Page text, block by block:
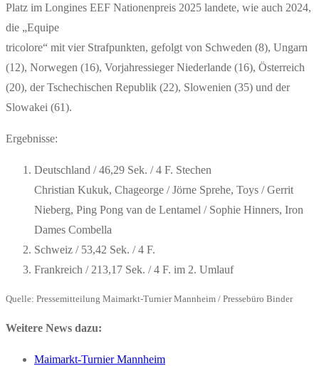
Platz im Longines EEF Nationenpreis 2025 landete, wie auch 2024,
die „Equipe
tricolore“ mit vier Strafpunkten, gefolgt von Schweden (8), Ungarn
(12), Norwegen (16), Vorjahressieger Niederlande (16), Österreich
(20), der Tschechischen Republik (22), Slowenien (35) und der
Slowakei (61).
Ergebnisse:
Deutschland / 46,29 Sek. / 4 F. Stechen
Christian Kukuk, Chageorge / Jörne Sprehe, Toys / Gerrit
Nieberg, Ping Pong van de Lentamel / Sophie Hinners, Iron
Dames Combella
Schweiz / 53,42 Sek. / 4 F.
Frankreich / 213,17 Sek. / 4 F. im 2. Umlauf
Quelle: Pressemitteilung Maimarkt-Turnier Mannheim / Pressebüro Binder
Weitere News dazu:
Maimarkt-Turnier Mannheim